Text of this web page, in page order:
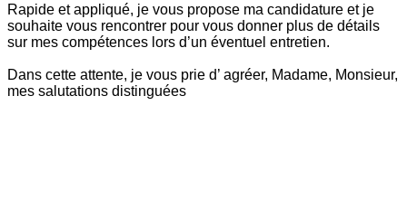
Rapide et appliqué, je vous propose ma candidature et je
souhaite vous rencontrer pour vous donner plus de détails
sur mes compétences lors d’un éventuel entretien.
Dans cette attente, je vous prie d’ agréer, Madame, Monsieur,
mes salutations distinguées